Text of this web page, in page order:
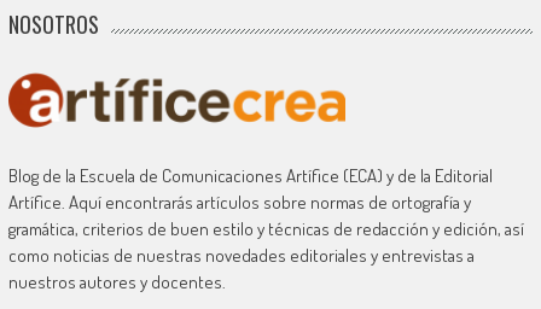
NOSOTROS
Blog de la Escuela de Comunicaciones Artífice (ECA) y de la Editorial
Artífice. Aquí encontrarás artículos sobre normas de ortografía y
gramática, criterios de buen estilo y técnicas de redacción y edición, así
como noticias de nuestras novedades editoriales y entrevistas a
nuestros autores y docentes.